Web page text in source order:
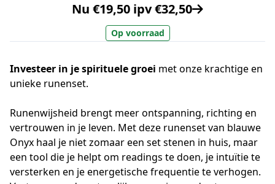
Nu €19,50 ipv €32,50
Op voorraad
Investeer in je spirituele groei met onze krachtige en
unieke runenset.
Runenwijsheid brengt meer ontspanning, richting en
vertrouwen in je leven. Met deze runenset van blauwe
Onyx haal je niet zomaar een set stenen in huis, maar
een tool die je helpt om readings te doen, je intuïtie te
versterken en je energetische frequentie te verhogen.